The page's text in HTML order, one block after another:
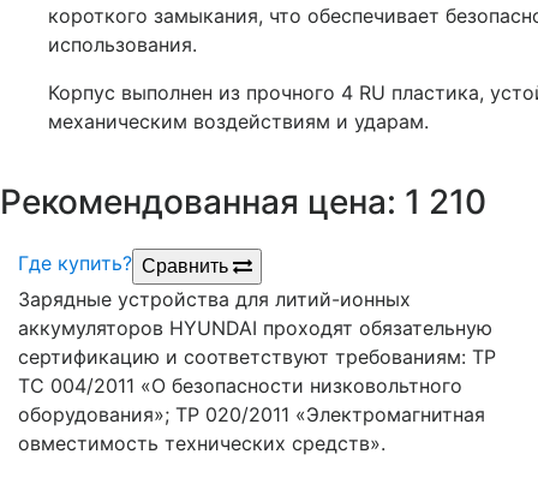
короткого замыкания, что обеспечивает
использования.
Корпус выполнен из прочного 4 RU пластика,
механическим воздействиям и ударам.
Рекомендованная цена: 1 210
Где купить? Сравнить
Зарядные устройства для литий-ионных
аккумуляторов HYUNDAI проходят обязательную
сертификацию и соответствуют требованиям: ТР
ТС 004/2011 «О безопасности низковольтного
оборудования»; ТР 020/2011 «Электромагнитная
овместимость технических средств».